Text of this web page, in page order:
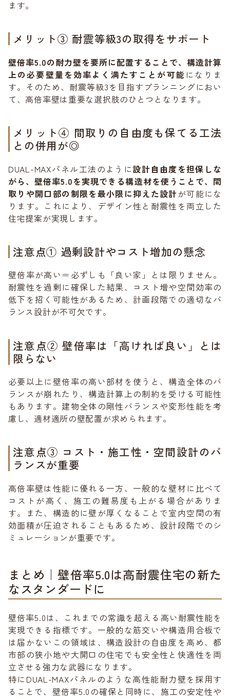
ます。
メリット③ 耐震等級3の取得をサポート
壁倍率5.0の耐力壁を要所に配置することで、構造計算
上の必要壁量を効率よく満たすことが可能 になりま
す。そのため、耐震等級3を目指すプランニングにおい
て、高倍率壁は重要な選択肢のひとつとなります。
メリット④ 間取りの自由度も保てる工法
との併用が◎
DUAL-MAXパネル工法のように設計自由度を担保しな
がら、壁倍率5.0を実現できる構造材を使うことで、間
取りや開口部の制限を最小限に抑えた設計が可能にな
ります。これにより、デザイン性と耐震性を両立した
住宅提案が実現します。
注意点① 過剰設計やコスト増加の懸念
壁倍率が高い＝必ずしも「良い家」とは限りません。
耐震性を過剰に確保した結果、コスト増や空間効率の
低下を招く可能性があるため、計画段階での適切なバ
ランス設計が不可欠です。
注意点② 壁倍率は「高ければ良い」とは
限らない
必要以上に壁倍率の高い部材を使うと、構造全体のバ
ランスが崩れたり、構造計算上の制約を受ける可能性
もあります。建物全体の剛性バランスや変形性能を考
慮し、適材適所の壁配置が求められます。
注意点③ コスト・施工性・空間設計のバ
ランスが重要
高倍率壁は性能に優れる一方、一般的な壁材に比べて
コストが高く、施工の難易度も上がる場合がありま
す。また、構造的に壁が厚くなることで室内空間の有
効面積が圧迫されることもあるため、設計段階でのシ
ミュレーションが重要です。
まとめ｜壁倍率5.0は高耐震住宅の新た
なスタンダードに
壁倍率5.0は、これまでの常識を超える高い耐震性能を
実現できる指標です。一般的な筋交いや構造用合板で
は届かないこの領域は、構造設計の自由度を高め、都
市部の狭小地や大開口の住宅でも安全性と快適性を両
立させる強力な武器になります。
特にDUAL-MAXパネルのような高性能耐力壁を採用す
ることで、壁倍率5.0の確保と同時に、施工の安定性や